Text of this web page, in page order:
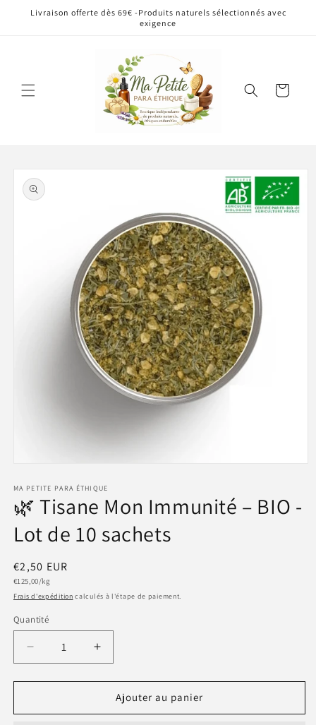
passer
Livraison offerte dès 69€ -Produits naturels sélectionnés avec
exigence
Panier
Passer aux
informations
produits
média
dans
fenêtre
modale
MA PETITE PARA ÉTHIQUE
🌿 Tisane Mon Immunité – BIO -
Lot de 10 sachets
Prix
habituel
€2,50 EUR
Prix
€125,00/kg
Frais d'expédition calculés à l'étape de paiement.
Quantité
Quantité
Réduire
la
quantité
🌿
Augmenter
la
quantité
🌿
Ajouter au panier